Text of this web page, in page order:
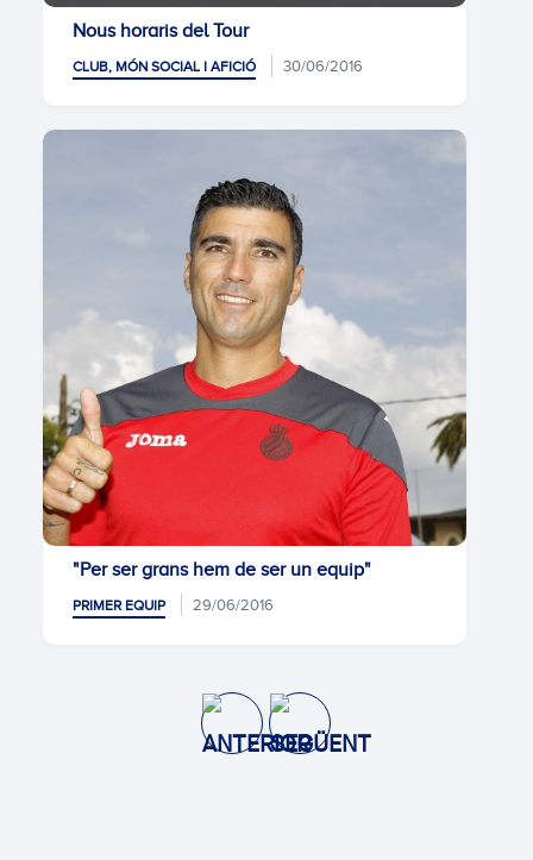
Nous horaris del Tour
CLUB, MÓN SOCIAL I AFICIÓ 30/06/2016
"Per ser grans hem de ser un equip"
PRIMER EQUIP 29/06/2016